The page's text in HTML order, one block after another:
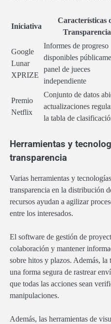
Iniciativa
Características
Transparencia
Google
Lunar
XPRIZE
Informes de progreso
disponibles
panel de jueces
independiente
Premio
Netflix
Conjunto de datos
actualizaciones
la tabla de
Herramientas y
transparencia
Varias herramientas y
transparencia en la distribución
recursos ayudan a agilizar
entre los interesados.
El software de gestión de
colaboración y mantener
sobre hitos y plazos. Además,
una forma segura de rastrear
que todas las acciones sean
manipulaciones.
Además, las herramientas de